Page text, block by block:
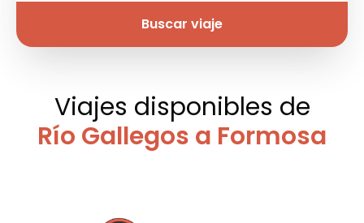
Buscar viaje
Viajes disponibles de
Río Gallegos a Formosa